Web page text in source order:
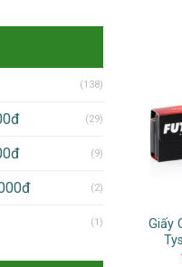
(138)
(29)
(9)
(2)
(1)
Giấy